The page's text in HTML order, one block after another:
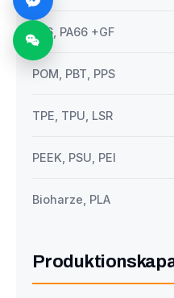
PA6, PA66 +GF
POM, PBT, PPS
TPE, TPU, LSR
PEEK, PSU, PEI
Bioharze, PLA